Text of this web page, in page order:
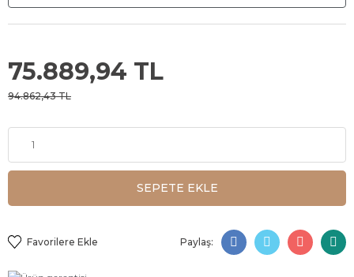
75.889,94 TL
94.862,43 TL
SEPETE EKLE
Paylaş: